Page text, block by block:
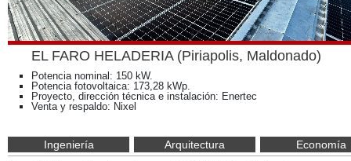
EL FARO HELADERIA (Piriapolis, Maldonado)
Potencia nominal: 150 kW.
Potencia fotovoltaica: 173,28 kWp.
Proyecto, dirección técnica e instalación: Enertec
Venta y respaldo: Nixel
Ingeniería Arquitectura Economía